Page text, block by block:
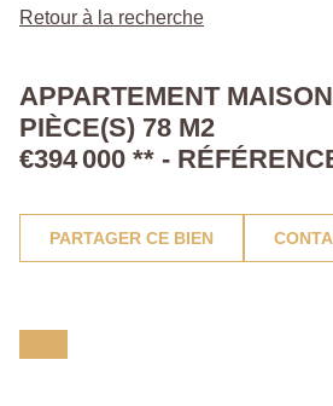
Retour à la recherche
APPARTEMENT
PIÈCE(S) 78 M2
€394 000 ** -
PARTAGER CE BIEN